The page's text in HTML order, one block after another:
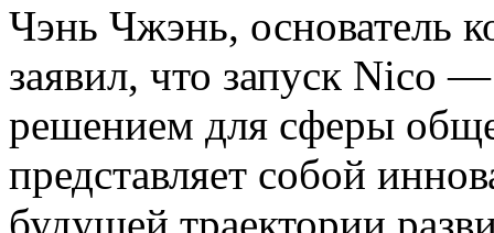
Чэнь Чжэнь, основатель
заявил, что запуск Nico
решением для сферы
представляет собой
будущей траектории